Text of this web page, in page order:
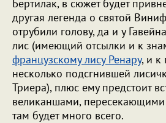
Бертилак, в сюжет будет
другая легенда о святой
отрубили голову, да и у
лис (имеющий отсылки и к
французскому лису Ренару, и к
несколько подсгнившей
Триера), плюс ему предстоит
великаншами,
там будет много всего.